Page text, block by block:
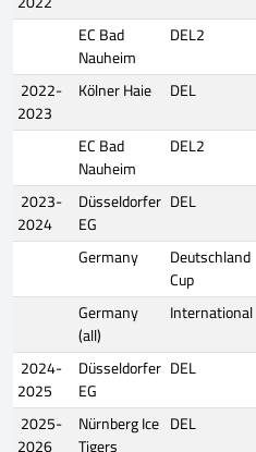
EC Bad
Nauheim
DEL2
2022-
2023
Kölner Haie DEL
EC Bad
Nauheim
DEL2
2023-
2024
Düsseldorfer
EG
DEL
Germany
Deutschland
Cup
Germany
(all)
International
2024-
2025
Düsseldorfer
EG
DEL
2025-
Nürnberg Ice DEL